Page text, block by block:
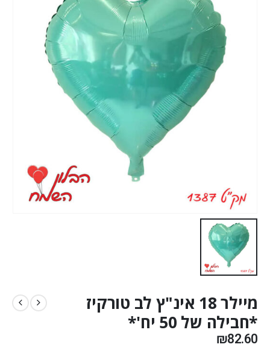
מיילר 18 אינ"ץ לב טורקיז
*חבילה של 50 יח'*
₪82.60